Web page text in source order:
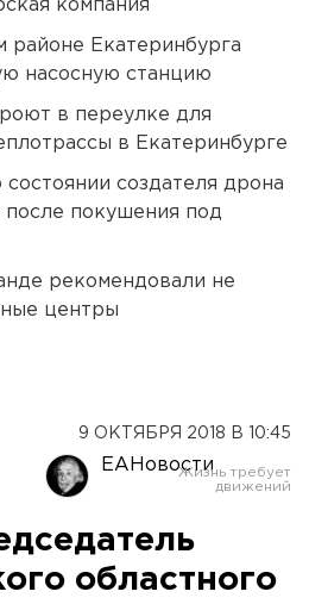
компания
районе Екатеринбурга
насосную станцию
в переулке для
в Екатеринбурге
состоянии создателя дрона
после покушения под
рекомендовали не
центры
9 ОКТЯБРЯ 2018 В 10:45
ЕАНовости
областного